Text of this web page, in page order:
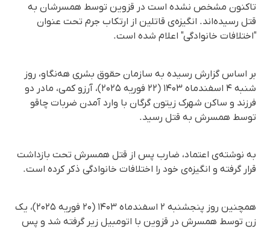
تاکنون مشخص نشده است در قزوین توسط همسرشان به
قتل رسیده‌اند. انگیزه‌ی قاتلین از ارتکاب جرم تحت عنوان
"اختلافات خانوادگی" اعلام شده است.
بر اساس گزارش رسیده به سازمان حقوق بشری هه‌نگاو، روز
شنبه ۴ اسفندماه ۱۴۰۳ (۲۲ فوریه ۲۰۲۵)، آرزو کمی، مادر دو
فرزند و ساکن شهرک‌ زیتون گرگان با وارد آمدن ضربات چاقو
توسط همسرش به قتل رسید.
به نوشته‌ی اعتماد، ضارب پس از قتل همسرش تحت بازداشت
قرار گرفته و انگیزه‌ی خود را اختلافات خانوادگی ذکر کرده است.
همچنین روز پنجشنبه ۲ اسفندماه ۱۴۰۳ (۲۰ فوریه ۲۰۲۵)، یک
زن توسط همسرش در قزوین با اتومبیل زیر گرفته شد و پس